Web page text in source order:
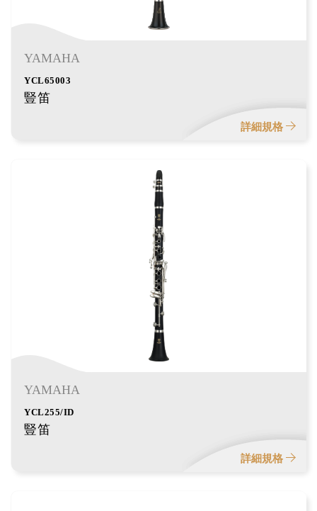
YAMAHA
YCL65003
豎笛
詳細規格
YAMAHA
YCL255/ID
豎笛
詳細規格